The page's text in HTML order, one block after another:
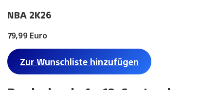
NBA 2K26
79,99 Euro
Zur Wunschliste hinzufügen